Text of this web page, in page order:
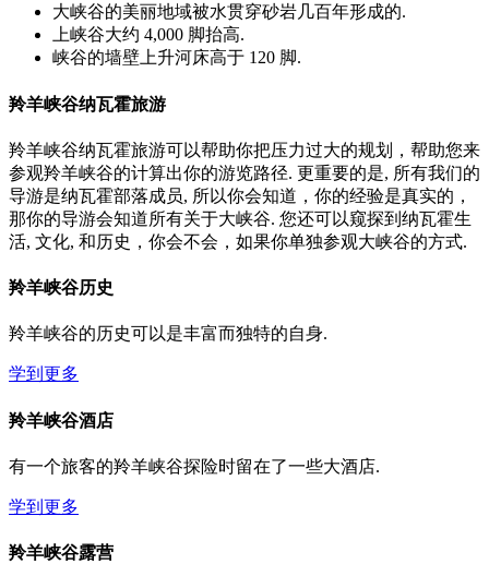
大峡谷的美丽地域被水贯穿砂岩几百年形成的.
上峡谷大约 4,000 脚抬高.
峡谷的墙壁上升河床高于 120 脚.
羚羊峡谷纳瓦霍旅游
羚羊峡谷纳瓦霍旅游可以帮助你把压力过大的规划，帮助您来
参观羚羊峡谷的计算出你的游览路径. 更重要的是, 所有我们的
导游是纳瓦霍部落成员, 所以你会知道，你的经验是真实的，
那你的导游会知道所有关于大峡谷. 您还可以窥探到纳瓦霍生
活, 文化, 和历史，你会不会，如果你单独参观大峡谷的方式.
羚羊峡谷历史
羚羊峡谷的历史可以是丰富而独特的自身.
学到更多
羚羊峡谷酒店
有一个旅客的羚羊峡谷探险时留在了一些大酒店.
学到更多
羚羊峡谷露营